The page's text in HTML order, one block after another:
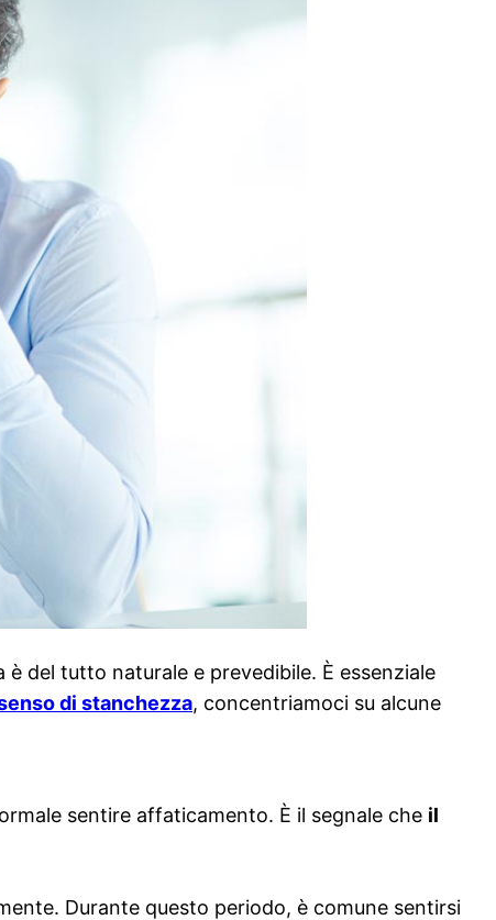
del tutto naturale e prevedibile. È essenziale
di stanchezza, concentriamoci su alcune
sentire affaticamento. È il segnale che il
Durante questo periodo, è comune sentirsi